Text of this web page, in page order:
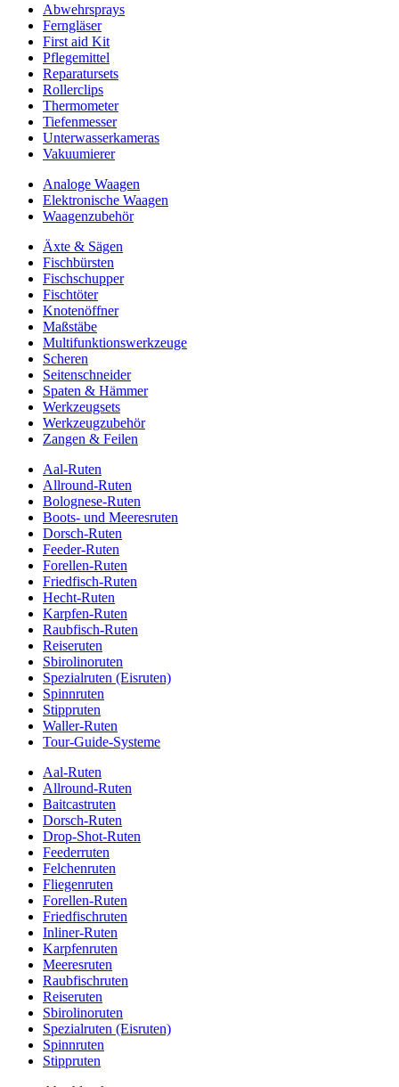
Abwehrsprays
Ferngläser
First aid Kit
Pflegemittel
Reparatursets
Rollerclips
Thermometer
Tiefenmesser
Unterwasserkameras
Vakuumierer
Analoge Waagen
Elektronische Waagen
Waagenzubehör
Äxte & Sägen
Fischbürsten
Fischschupper
Fischtöter
Knotenöffner
Maßstäbe
Multifunktionswerkzeuge
Scheren
Seitenschneider
Spaten & Hämmer
Werkzeugsets
Werkzeugzubehör
Zangen & Feilen
Aal-Ruten
Allround-Ruten
Bolognese-Ruten
Boots- und Meeresruten
Dorsch-Ruten
Feeder-Ruten
Forellen-Ruten
Friedfisch-Ruten
Hecht-Ruten
Karpfen-Ruten
Raubfisch-Ruten
Reiseruten
Sbirolinoruten
Spezialruten (Eisruten)
Spinnruten
Stippruten
Waller-Ruten
Tour-Guide-Systeme
Aal-Ruten
Allround-Ruten
Baitcastruten
Dorsch-Ruten
Drop-Shot-Ruten
Feederruten
Felchenruten
Fliegenruten
Forellen-Ruten
Friedfischruten
Inliner-Ruten
Karpfenruten
Meeresruten
Raubfischruten
Reiseruten
Sbirolinoruten
Spezialruten (Eisruten)
Spinnruten
Stippruten